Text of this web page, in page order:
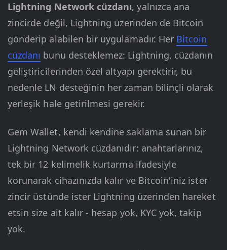
Lightning Network cüzdanı, yalnızca ana
zincirde değil, Lightning üzerinden de Bitcoin
gönderip alabilen bir uygulamadır. Her Bitcoin
cüzdanı bunu desteklemez: Lightning, cüzdanın
geliştiricilerinden özel altyapı gerektirir, bu
nedenle LN desteğinin her zaman bilinçli olarak
yerleşik hale getirilmesi gerekir.
Gem Wallet, kendi kendine saklama sunan bir
Lightning Network cüzdanıdır: anahtarlarınız,
tek bir 12 kelimelik kurtarma ifadesiyle
korunarak cihazınızda kalır ve Bitcoin'iniz ister
zincir üstünde ister Lightning üzerinden hareket
etsin size ait kalır - hesap yok, KYC yok, takip
yok.